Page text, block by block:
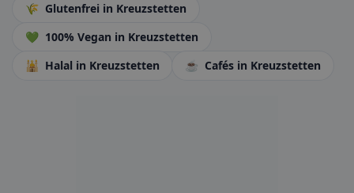
🌾 Glutenfrei in Kreuzstetten
💚 100% Vegan in Kreuzstetten
🕌 Halal in Kreuzstetten ☕ Cafés in Kreuzstetten